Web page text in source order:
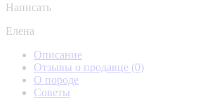
Написать
Елена
Описание
Отзывы о продавце (0)
О породе
Советы